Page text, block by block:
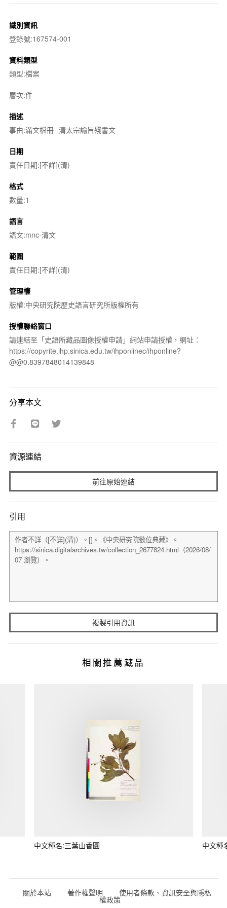
識別資訊
登錄號:167574-001
資料類型
類型:檔案
層次:件
描述
事由:滿文檔冊--清太宗諭旨殘書文
日期
責任日期:[不詳](清)
格式
數量:1
語言
語文:mnc-清文
範圍
責任日期:[不詳](清)
管理權
版權:中央研究院歷史語言研究所版權所有
授權聯絡窗口
請連結至「史語所藏品圖像授權申請」網站申請授權，網址：
https://copyrite.ihp.sinica.edu.tw/ihponlinec/ihponline?
@@0.8397848014139848
分享本文
資源連結
前往原始連結
引用
複製引用資訊
相關推薦藏品
中文種名:三葉山香圓 中文種
關於本站 著作權聲明 使用者條款、資訊安全與隱私
權政策